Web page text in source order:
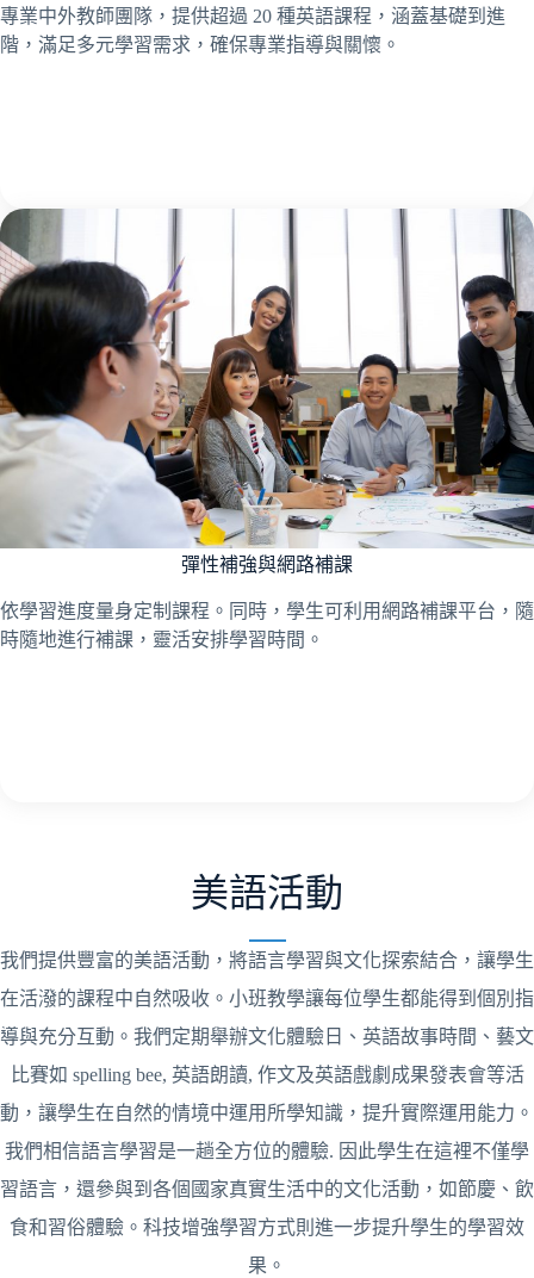
專業中外教師團隊，提供超過 20 種英語課程，涵蓋基礎到進
階，滿足多元學習需求，確保專業指導與關懷。
彈性補強與網路補課
依學習進度量身定制課程。同時，學生可利用網路補課平台，隨
時隨地進行補課，靈活安排學習時間。
美語活動
我們提供豐富的美語活動，將語言學習與文化探索結合，讓學生
在活潑的課程中自然吸收。小班教學讓每位學生都能得到個別指
導與充分互動。我們定期舉辦文化體驗日、英語故事時間、藝文
比賽如 spelling bee, 英語朗讀, 作文及英語戲劇成果發表會等活
動，讓學生在自然的情境中運用所學知識，提升實際運用能力。
我們相信語言學習是一趟全方位的體驗. 因此學生在這裡不僅學
習語言，還參與到各個國家真實生活中的文化活動，如節慶、飲
食和習俗體驗。科技增強學習方式則進一步提升學生的學習效
果。